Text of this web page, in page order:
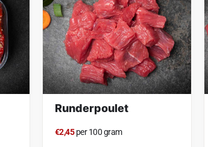
Runderpoulet
€2,45per 100 gram